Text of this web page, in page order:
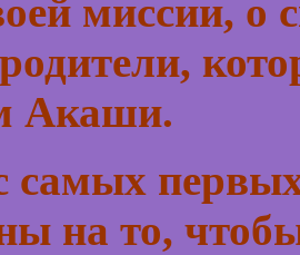
миссии, о
Акаши.
самых
на то,